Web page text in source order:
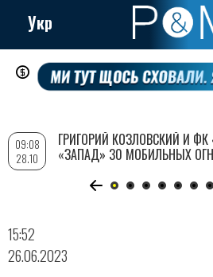
Перейти
содержанию
Укр
15:52
26.06.2023
09:08
28.10
ГРИГОРИЙ КОЗЛОВСКИЙ И ФК
«ЗАПАД» 30 МОБИЛЬНЫХ